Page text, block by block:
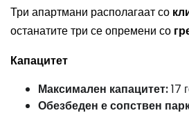
Три апартмани располагаат со
останатите три се опремени со
Капацитет
Максимален капацитет:17
Обезбеден е сопствен